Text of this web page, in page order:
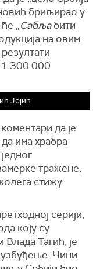
бриљирао у
„Сабљабити
на овим
1.300.000
Јојић
да је
има храбра
тражене,
стижу
серији,
коју су
Тагић, је
узбуђење. Чини